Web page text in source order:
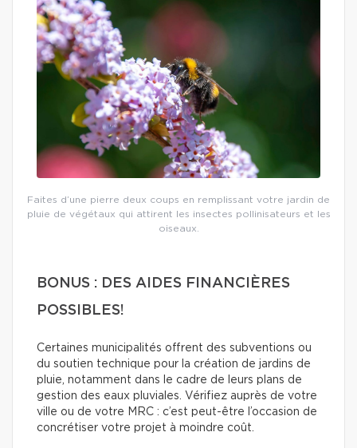
Faites d’une pierre deux coups en remplissant votre jardin de
pluie de végétaux qui attirent les insectes pollinisateurs et les
oiseaux.
BONUS : DES AIDES FINANCIÈRES
POSSIBLES!
Certaines municipalités offrent des subventions ou
du soutien technique pour la création de jardins de
pluie, notamment dans le cadre de leurs plans de
gestion des eaux pluviales. Vérifiez auprès de votre
ville ou de votre MRC : c’est peut-être l’occasion de
concrétiser votre projet à moindre coût.